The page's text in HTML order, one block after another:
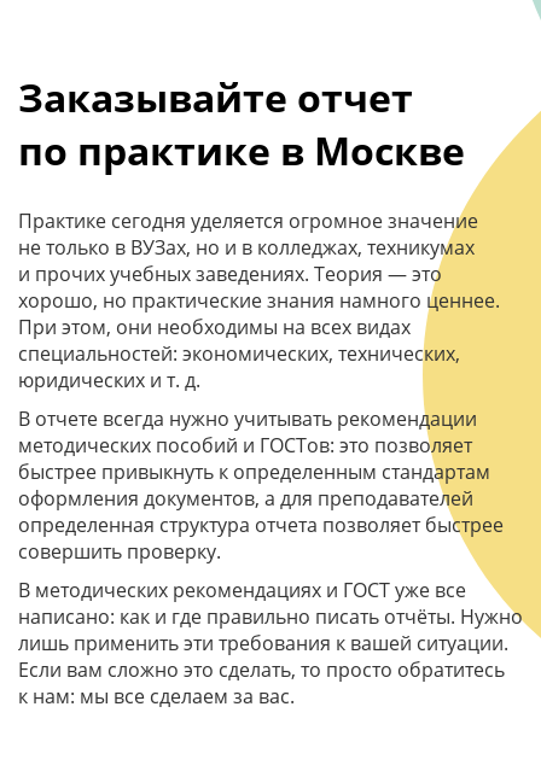
Заказывайте отчет
по практике в Москве
Практике сегодня уделяется огромное значение
не только в ВУЗах, но и в колледжах, техникумах
и прочих учебных заведениях. Теория — это
хорошо, но практические знания намного ценнее.
При этом, они необходимы на всех видах
специальностей: экономических, технических,
юридических и т. д.
В отчете всегда нужно учитывать рекомендации
методических пособий и ГОСТов: это позволяет
быстрее привыкнуть к определенным стандартам
оформления документов, а для преподавателей
определенная структура отчета позволяет быстрее
совершить проверку.
В методических рекомендациях и ГОСТ уже все
написано: как и где правильно писать отчёты. Нужно
лишь применить эти требования к вашей ситуации.
Если вам сложно это сделать, то просто обратитесь
к нам: мы все сделаем за вас.